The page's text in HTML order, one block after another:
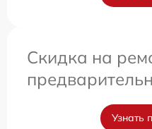
Скидка на
Узнать